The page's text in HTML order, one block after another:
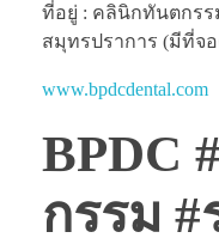
ที่อยู่ : คลินิกทันตกรร
สมุทรปราการ (มีที่จ
www.bpdcdental.com
BPDC
กรรม